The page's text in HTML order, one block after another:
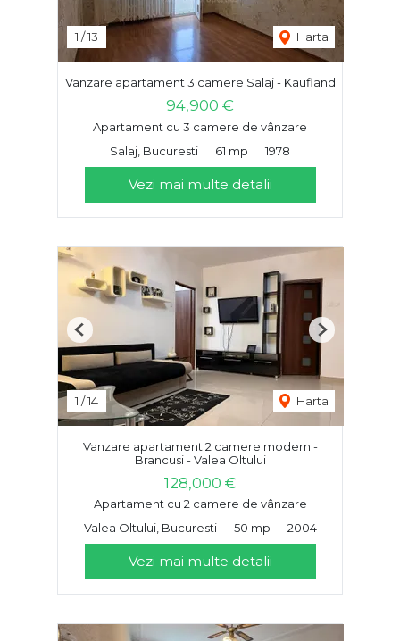
1 /13 Harta
Vanzare apartament 3 camere Salaj - Kaufland
94,900 €
Apartament cu 3 camere de vânzare
Salaj, Bucuresti
61 mp 1978
Vezi mai multe detalii
1 /14 Harta
Previous Next
Vanzare apartament 2 camere modern -
Brancusi - Valea Oltului
128,000 €
Apartament cu 2 camere de vânzare
Valea Oltului, Bucuresti
50 mp 2004
Vezi mai multe detalii